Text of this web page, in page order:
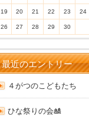
19 20 21 22 23 24
26 27 28 29 30
最近のエントリー
４がつのこどもたち
ひな祭りの会🎎